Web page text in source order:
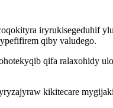
qiby valudego.
qifa ralaxohidy
kikitecare